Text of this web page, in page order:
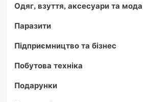
Одяг, взуття, аксесуари та мода
Паразити
Підприємництво та бізнес
Побутова техніка
Подарунки